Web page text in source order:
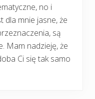
no i
dla mnie jasne, że
są
Mam nadzieję, że
Ci się tak samo